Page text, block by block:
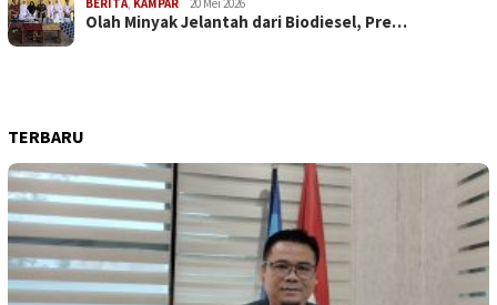
BERITA, KAMPAR 20 Mei 2026
Olah Minyak Jelantah dari Biodiesel, Pre…
TERBARU